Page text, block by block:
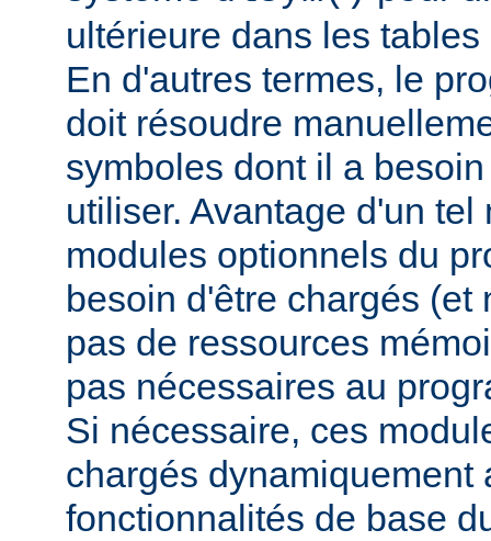
ultérieure dans les
En d'autres termes, le
doit résoudre
symboles dont il a
utiliser. Avantage d'un
modules optionnels du
besoin d'être chargés (et
pas de ressources
pas nécessaires au
Si nécessaire, ces
chargés dynamiquement
fonctionnalités de base